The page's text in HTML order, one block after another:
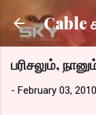
Cable
பரிசலும்,
- February 03, 2010